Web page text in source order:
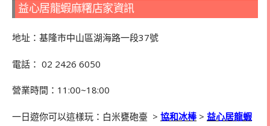
益心居龍蝦麻糬店家資訊
地址：基隆市中山區湖海路一段37號
電話： 02 2426 6050
營業時間： 11:00~18:00
一日遊你可以這樣玩：白米甕砲臺 > 協和冰棒> 益心居龍蝦